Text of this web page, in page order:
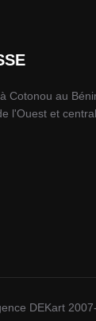
Cotonou au
l'Ouest et
DEKart